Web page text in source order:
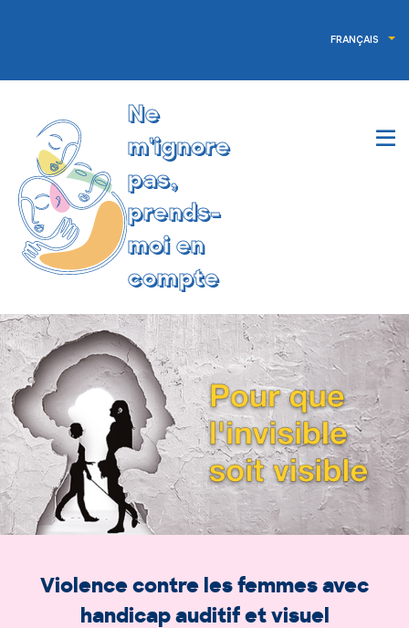
FRANÇAIS
Ne
m'ignore
pas,
prends-
moi en
compte
Violence contre les femmes avec
handicap auditif et visuel